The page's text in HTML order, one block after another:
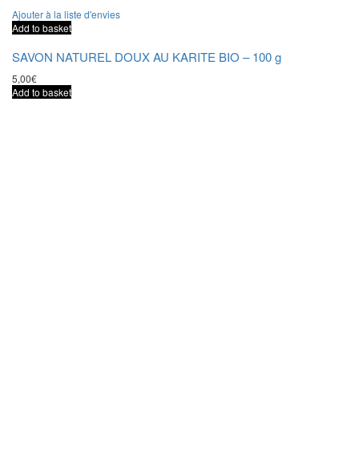
Ajouter à la liste d'envies
Add to basket
SAVON NATUREL DOUX AU KARITE BIO – 100 g
5,00€
Add to basket